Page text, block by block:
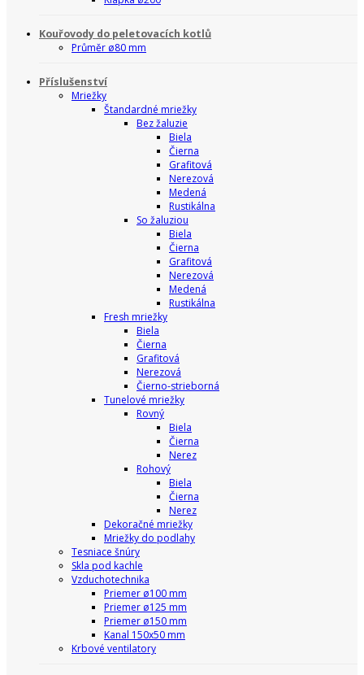
Kouřovody do peletovacích kotlů
Průměr ø80 mm
Příslušenství
Mriežky
Štandardné mriežky
Bez žaluzie
Biela
Čierna
Grafitová
Nerezová
Medená
Rustikálna
So žaluziou
Biela
Čierna
Grafitová
Nerezová
Medená
Rustikálna
Fresh mriežky
Biela
Čierna
Grafitová
Nerezová
Čierno-strieborná
Tunelové mriežky
Rovný
Biela
Čierna
Nerez
Rohový
Biela
Čierna
Nerez
Dekoračné mriežky
Mriežky do podlahy
Tesniace šnúry
Skla pod kachle
Vzduchotechnika
Priemer ø100 mm
Priemer ø125 mm
Priemer ø150 mm
Kanal 150x50 mm
Krbové ventilatory